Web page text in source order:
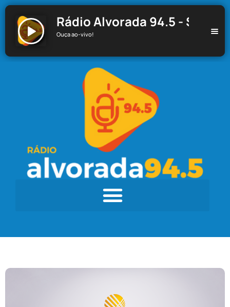
Rádio Alvorada 94.5 - Santa
Ouça ao-vivo!